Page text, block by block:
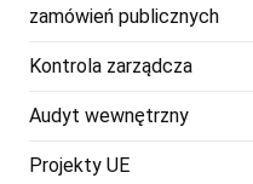
zamówień publicznych
Kontrola zarządcza
Audyt wewnętrzny
Projekty UE